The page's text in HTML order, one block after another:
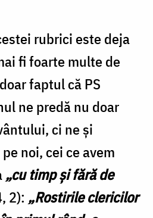
rubrici este deja
fi foarte multe de
faptul că PS
ne predă nu doar
ci ne și
noi, cei ce avem
„cu timp și fără de
2): „Rostirile clericilor